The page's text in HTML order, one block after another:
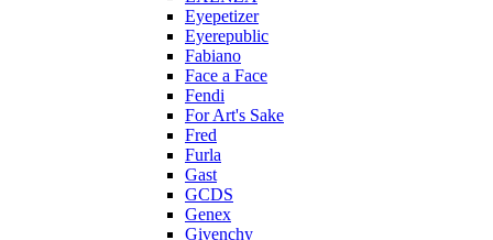
Eyepetizer
Eyerepublic
Fabiano
Face a Face
Fendi
For Art's Sake
Fred
Furla
Gast
GCDS
Genex
Givenchy